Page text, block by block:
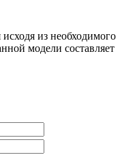
из необходимого
модели составляет